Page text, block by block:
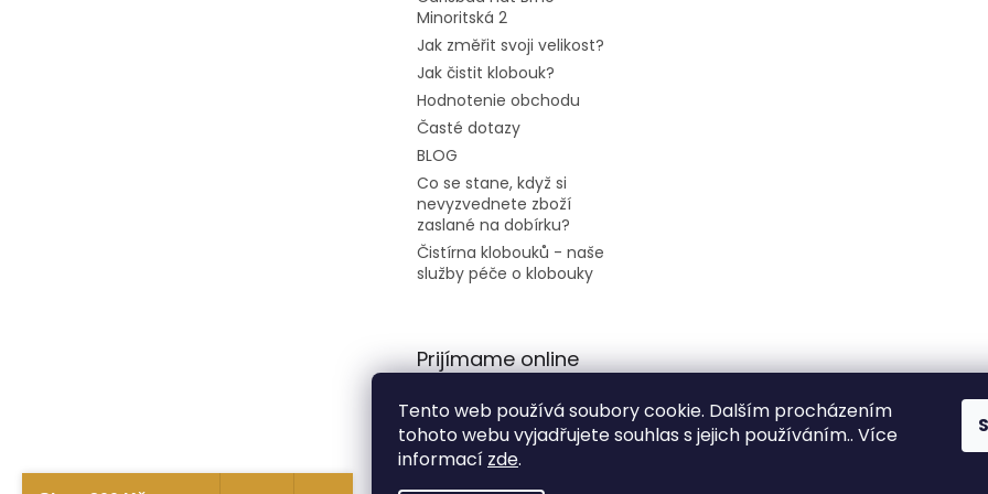
Tento web používá soubory cookie. Dalším procházením
tohoto webu vyjadřujete souhlas s jejich používáním.. Více
informací zde.
Minoritská 2
Jak změřit svoji velikost?
Jak čistit klobouk?
Hodnotenie obchodu
Časté dotazy
BLOG
Co se stane, když si
nevyzvednete zboží
zaslané na dobírku?
Čistírna klobouků - naše
služby péče o klobouky
Prijímame online
platby